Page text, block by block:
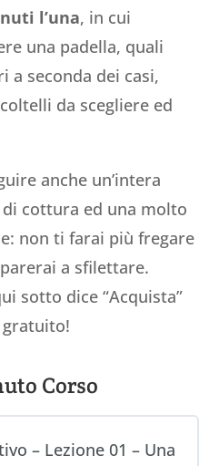
l’una, in cui
una padella, quali
a seconda dei casi,
da scegliere ed
anche un’intera
cottura ed una molto
non ti farai più fregare
a sfilettare.
sotto dice “Acquista”
Corso
– Lezione 01 – Una